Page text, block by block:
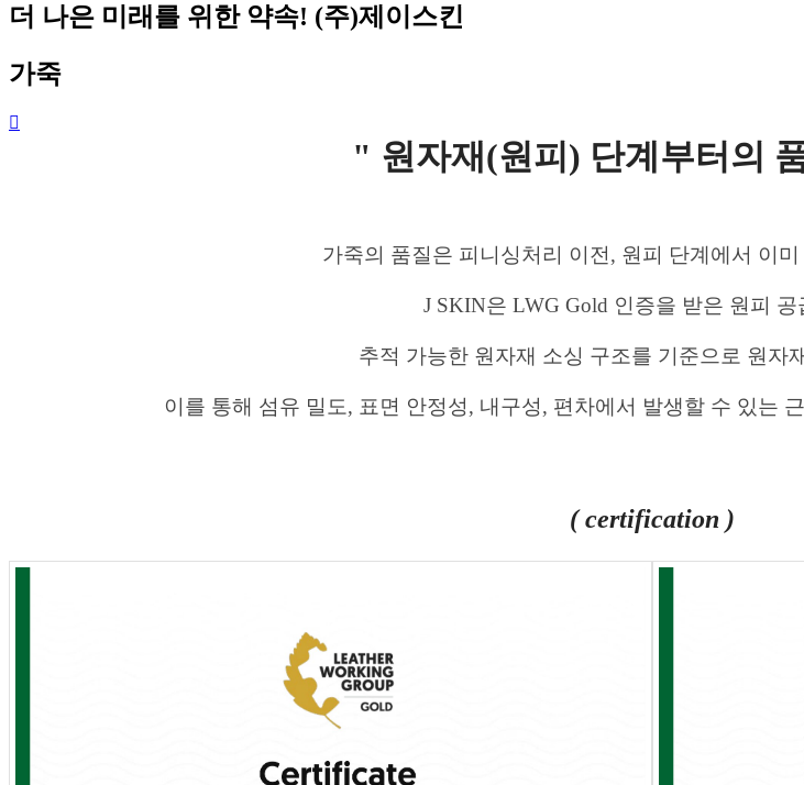
더 나은 미래를 위한 약속! (주)제이스킨
가죽
" 원자재(원피) 단계부터의
가죽의 품질은 피니싱처리 이전, 원피 단계에서 이
J SKIN은 LWG Gold 인증을 받은 원피 공
추적 가능한 원자재 소싱 구조를 기준으로 원자
이를 통해 섬유 밀도, 표면 안정성, 내구성, 편차에서 발생할 수 있는
( certification )